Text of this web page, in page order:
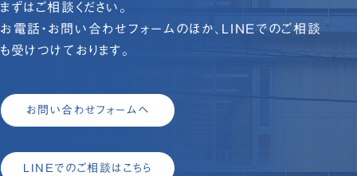
まずはご相談ください。
お電話・お問い合わせフォームのほか、LINEでのご相談
も受けつけております。
お問い合わせフォームへ
LINEでのご相談はこちら